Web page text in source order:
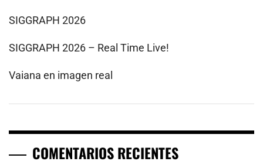
SIGGRAPH 2026
SIGGRAPH 2026 – Real Time Live!
Vaiana en imagen real
COMENTARIOS RECIENTES